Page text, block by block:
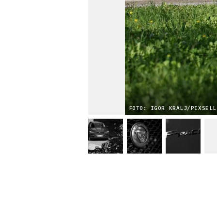
FOTO: IGOR KRALJ/PIXSELL